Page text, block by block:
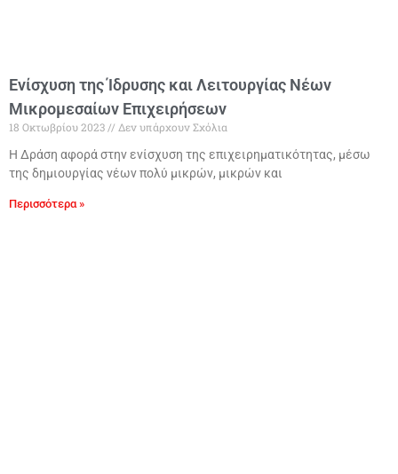
Ενίσχυση της Ίδρυσης και Λειτουργίας Νέων
Μικρομεσαίων Επιχειρήσεων
18 Οκτωβρίου 2023
Δεν υπάρχουν Σχόλια
Η Δράση αφορά στην ενίσχυση της επιχειρηματικότητας, μέσω
της δημιουργίας νέων πολύ μικρών, μικρών και
Περισσότερα »